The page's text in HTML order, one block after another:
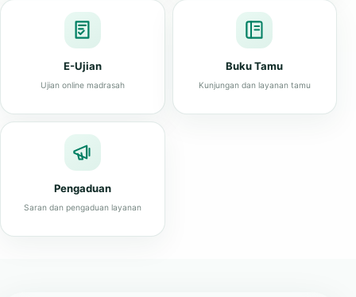
E-Ujian
Ujian online madrasah
Buku Tamu
Kunjungan dan layanan tamu
Pengaduan
Saran dan pengaduan layanan